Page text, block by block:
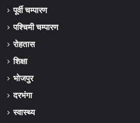
पूर्वी चम्पारण
पश्चिमी चम्पारण
रोहतास
शिक्षा
भोजपुर
दरभंगा
स्वास्थ्य